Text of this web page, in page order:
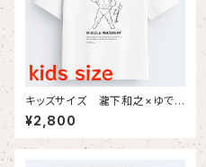
キッズサイズ 瀧下和之×ゆでた
まごコラボチャリティTシャツ（白
生地にモノクロプリント）
¥2,800